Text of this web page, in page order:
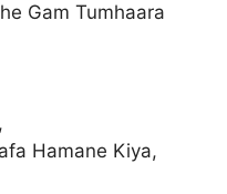
Gam Tumhaara
Hamane Kiya,